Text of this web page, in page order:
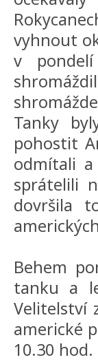
vyhnout
v
Tanky
pohostit
odmítali
sprátelili
dovršila
Behem
tanku a
Velitelství
americké
10.30